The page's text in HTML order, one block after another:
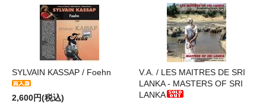
SYLVAIN KASSAP / Foehn
2,600円(税込)
V.A. / LES MAITRES DE SRI
LANKA - MASTERS OF SRI
LANKA